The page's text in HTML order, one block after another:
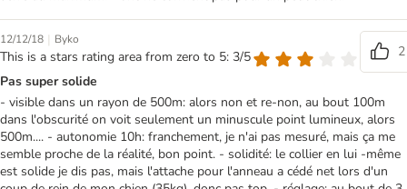
12/12/18 | Byko
This is a stars rating area from zero to 5: 3/5
2
Pas super solide
- visible dans un rayon de 500m: alors non et re-non, au bout 100m
dans l'obscurité on voit seulement un minuscule point lumineux, alors
500m.... - autonomie 10h: franchement, je n'ai pas mesuré, mais ça me
semble proche de la réalité, bon point. - solidité: le collier en lui -même
est solide je dis pas, mais l'attache pour l'anneau a cédé net lors d'un